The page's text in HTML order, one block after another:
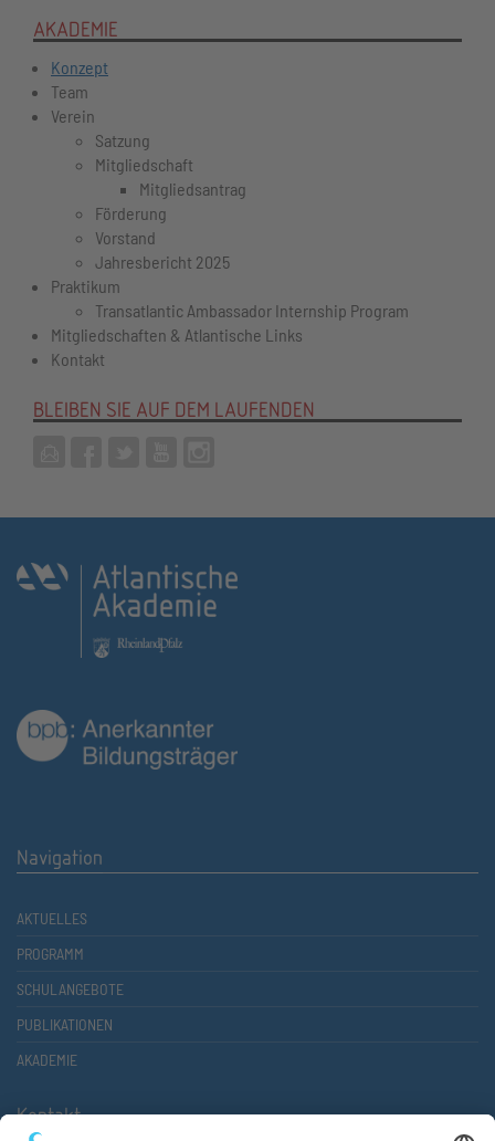
AKADEMIE
Konzept
Team
Verein
Satzung
Mitgliedschaft
Mitgliedsantrag
Förderung
Vorstand
Jahresbericht 2025
Praktikum
Transatlantic Ambassador Internship Program
Mitgliedschaften & Atlantische Links
Kontakt
BLEIBEN SIE AUF DEM LAUFENDEN
Navigation
AKTUELLES
PROGRAMM
SCHULANGEBOTE
PUBLIKATIONEN
AKADEMIE
Kontakt